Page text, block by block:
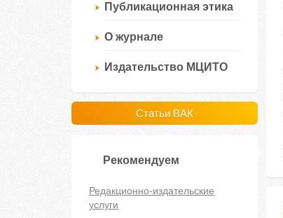
Публикационная этика
О журнале
Издательство МЦИТО
Статьи ВАК
Рекомендуем
Редакционно-издательские
услуги